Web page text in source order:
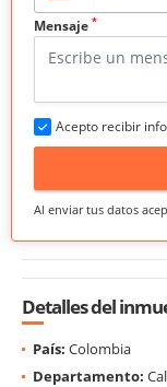
Mensaje *
Acepto recibir
Al enviar tus datos
Detalles del
País: Colombia
Departamento: